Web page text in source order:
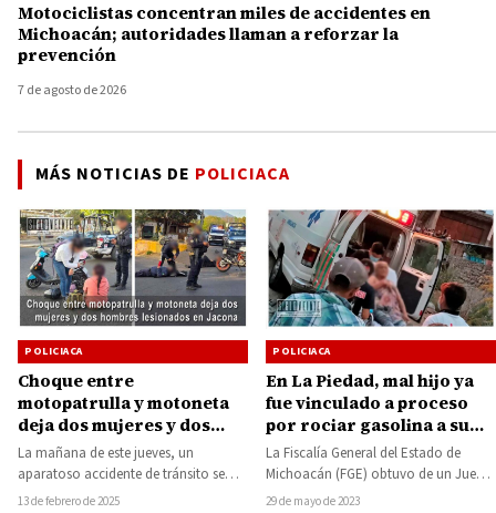
Motociclistas concentran miles de accidentes en
Michoacán; autoridades llaman a reforzar la
prevención
7 de agosto de 2026
MÁS NOTICIAS DE POLICIACA
POLICIACA
Choque entre
motopatrulla y motoneta
deja dos mujeres y dos
hombres lesionados en
Jacona
La mañana de este jueves, un
aparatoso accidente de tránsito se
registró en la calle Morelos, de la…
13 de febrero de 2025
POLICIACA
En La Piedad, mal hijo ya
fue vinculado a proceso
por rociar gasolina a su
madre y prenderle fuego
La Fiscalía General del Estado de
Michoacán (FGE) obtuvo de un Juez
de Control vinculación a proceso y…
29 de mayo de 2023